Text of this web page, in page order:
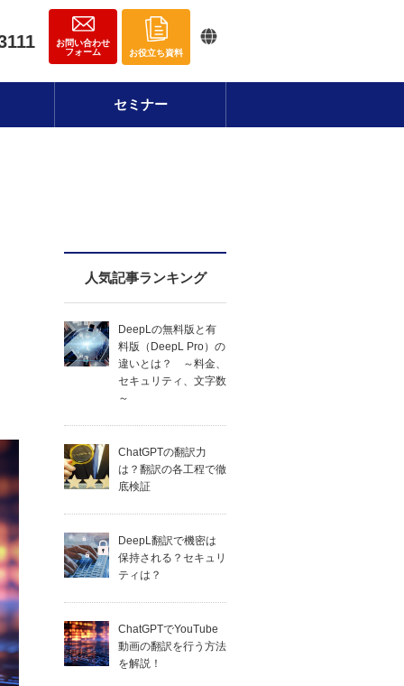
お問い合わせ
フォーム
お役立ち資料
セミナー
人気記事ランキング
DeepLの無料版と有
料版（DeepL Pro）の
違いとは？ ～料金、
セキュリティ、文字数
～
ChatGPTの翻訳力
は？翻訳の各工程で徹
底検証
DeepL翻訳で機密は
保持される？セキュリ
ティは？
ChatGPTでYouTube
動画の翻訳を行う方法
を解説！